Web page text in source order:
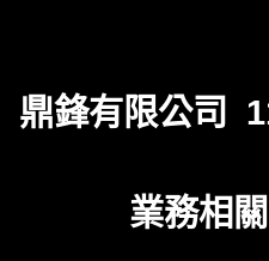
鼎鋒有限公司
業務相